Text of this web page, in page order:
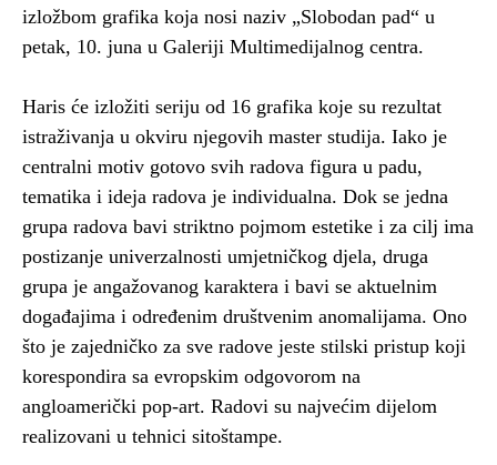
izložbom grafika koja nosi naziv „Slobodan pad“ u
petak, 10. juna u Galeriji Multimedijalnog centra.
Haris će izložiti seriju od 16 grafika koje su rezultat
istraživanja u okviru njegovih master studija. Iako je
centralni motiv gotovo svih radova figura u padu,
tematika i ideja radova je individualna. Dok se jedna
grupa radova bavi striktno pojmom estetike i za cilj ima
postizanje univerzalnosti umjetničkog djela, druga
grupa je angažovanog karaktera i bavi se aktuelnim
događajima i određenim društvenim anomalijama. Ono
što je zajedničko za sve radove jeste stilski pristup koji
korespondira sa evropskim odgovorom na
angloamerički pop-art. Radovi su najvećim dijelom
realizovani u tehnici sitoštampe.